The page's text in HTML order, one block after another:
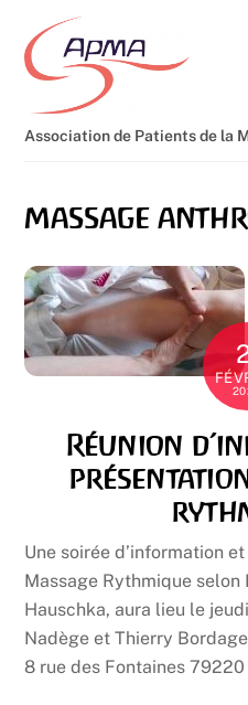
content
Association de Patients de la
massage
Réunion
Une soirée d’information
Massage Rythmique
Hauschka, aura lieu le
Nadège et Thierry
8 rue des Fontaines